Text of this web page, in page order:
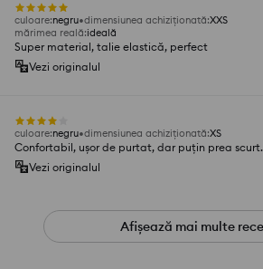
culoare:negru dimensiunea achiziționată:XXS
mărimea reală:ideală
Super material, talie elastică, perfect
Vezi originalul
culoare:negru dimensiunea achiziționată:XS
Confortabil, ușor de purtat, dar puțin prea scurt.
Vezi originalul
Afișează mai multe